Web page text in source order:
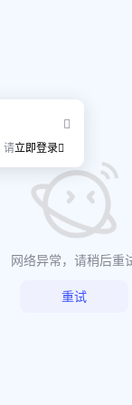
请立即登录
网络异常，请稍后重
重试